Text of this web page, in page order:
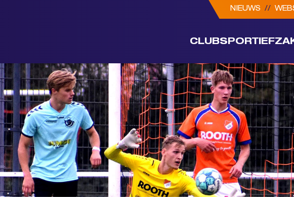
NIEUWS //
CLUBSPORTIEF